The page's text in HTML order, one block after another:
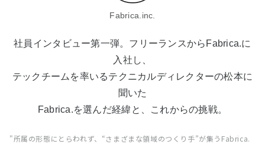
Fabrica.inc.
社員インタビュー第一弾。フリーランスからFabrica.に
入社し、
テックチームを率いるテクニカルディレクターの松本に
聞いた
Fabrica.を選んだ経緯と、これからの挑戦。
"所属の形態にとらわれず、“さまざまな領域のつくり手”が集うFabrica.